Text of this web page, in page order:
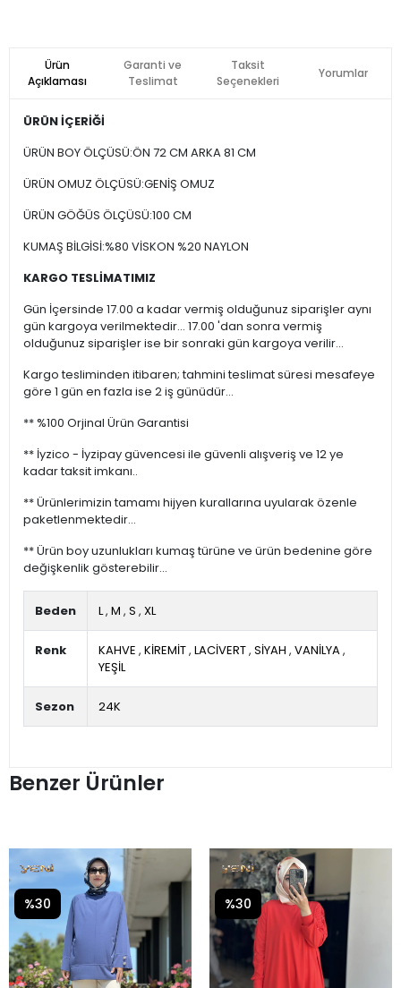
Ürün
Açıklaması
Garanti ve
Teslimat
Taksit
Seçenekleri
Yorumlar
ÜRÜN İÇERİĞİ
ÜRÜN BOY ÖLÇÜSÜ:ÖN 72 CM ARKA 81 CM
ÜRÜN OMUZ ÖLÇÜSÜ:GENİŞ OMUZ
ÜRÜN GÖĞÜS ÖLÇÜSÜ:100 CM
KUMAŞ BİLGİSİ:%80 VİSKON %20 NAYLON
KARGO TESLİMATIMIZ
Gün İçersinde 17.00 a kadar vermiş olduğunuz siparişler aynı
gün kargoya verilmektedir... 17.00 'dan sonra vermiş
olduğunuz siparişler ise bir sonraki gün kargoya verilir...
Kargo tesliminden itibaren; tahmini teslimat süresi mesafeye
göre 1 gün en fazla ise 2 iş günüdür...
** %100 Orjinal Ürün Garantisi
** İyzico - İyzipay güvencesi ile güvenli alışveriş ve 12 ye
kadar taksit imkanı..
** Ürünlerimizin tamamı hijyen kurallarına uyularak özenle
paketlenmektedir...
** Ürün boy uzunlukları kumaş türüne ve ürün bedenine göre
değişkenlik gösterebilir...
Beden L, M , S , XL
Renk KAHVE , KİREMİT, LACİVERT, SİYAH , VANİLYA,
YEŞİL
Sezon 24K
Benzer Ürünler
%30 %30